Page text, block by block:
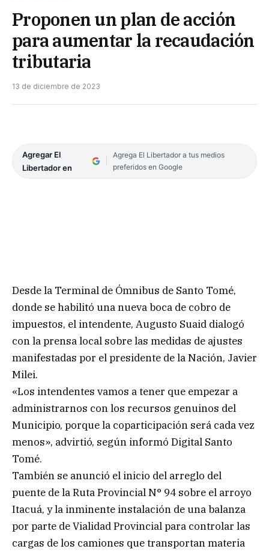
Proponen un plan de acción
para aumentar la recaudación
tributaria
13 de diciembre de 2023
Agregar El
Libertador en
Agrega El Libertador a tus medios
preferidos en Google
Desde la Terminal de Ómnibus de Santo Tomé,
donde se habilitó una nueva boca de cobro de
impuestos, el intendente, Augusto Suaid dialogó
con la prensa local sobre las medidas de ajustes
manifestadas por el presidente de la Nación, Javier
Milei.
«Los intendentes vamos a tener que empezar a
administrarnos con los recursos genuinos del
Municipio, porque la coparticipación será cada vez
menos», advirtió, según informó Digital Santo
Tomé.
También se anunció el inicio del arreglo del
puente de la Ruta Provincial N° 94 sobre el arroyo
Itacuá, y la inminente instalación de una balanza
por parte de Vialidad Provincial para controlar las
cargas de los camiones que transportan materia